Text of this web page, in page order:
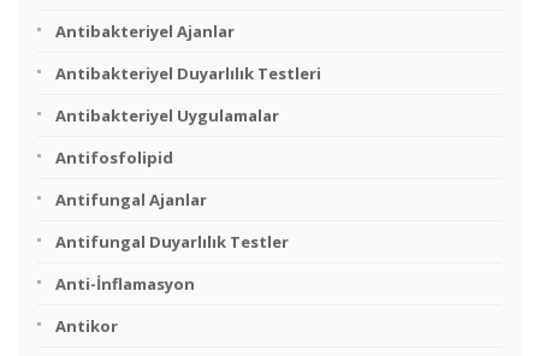
Antibakteriyel Ajanlar
Antibakteriyel Duyarlılık Testleri
Antibakteriyel Uygulamalar
Antifosfolipid
Antifungal Ajanlar
Antifungal Duyarlılık Testler
Anti-İnflamasyon
Antikor